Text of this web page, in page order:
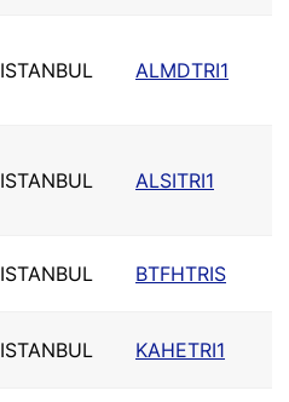
ISTANBUL ALMDTRI1
ISTANBUL ALSITRI1
ISTANBUL BTFHTRIS
ISTANBUL KAHETRI1